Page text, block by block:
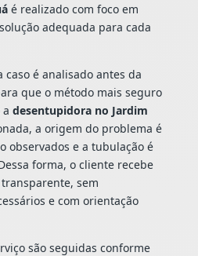
é realizado com foco em
adequada para cada
caso é analisado antes da
que o método mais seguro
desentupidora no Jardim
a origem do problema é
observados e a tubulação é
forma, o cliente recebe
sem
e com orientação
são seguidas conforme